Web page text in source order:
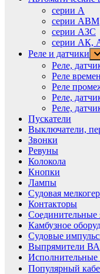
серии А
серии АВМ
cерии АЗС
серии АК,
Реле и датчики
Реле,
Реле
Реле
Реле,
Реле,
Пускатели
Выключатели,
Звонки
Ревуны
Колокола
Кнопки
Лампы
Судовая
Контакторы
Камбузное
Судовые
Выпрямители
Популярный